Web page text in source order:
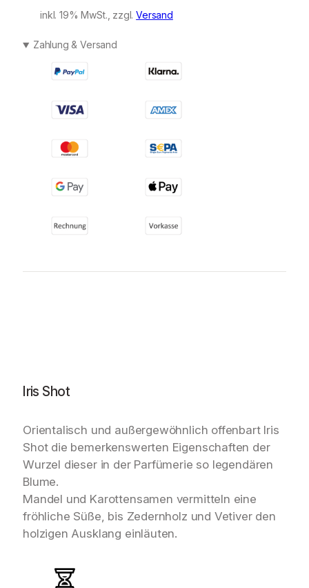
inkl. 19% MwSt., zzgl.Versand
Zahlung & Versand
Iris Shot
Orientalisch und außergewöhnlich offenbart Iris
Shot die bemerkenswerten Eigenschaften der
Wurzel dieser in der Parfümerie so legendären
Blume.
Mandel und Karottensamen vermitteln eine
fröhliche Süße, bis Zedernholz und Vetiver den
holzigen Ausklang einläuten.